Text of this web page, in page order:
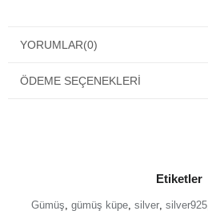
YORUMLAR(0)
ÖDEME SEÇENEKLERI
Etiketler
Gümüş gümüş küpe silver silver925